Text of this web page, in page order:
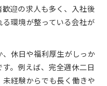
き成長企業の特徴
いキャリアパスの有無
えた空調設備求人の選
判断するポイント
迎の求人も多く、入社後
環境が整っている会社が
休日や福利厚生がしっか
。例えば、完全週休二日
経験からでも長く働きや